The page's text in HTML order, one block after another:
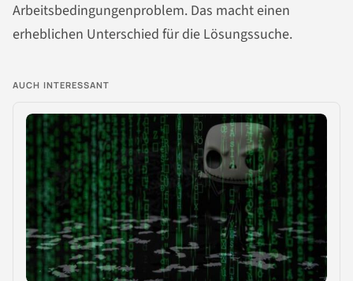
Arbeitsbedingungenproblem. Das macht einen
erheblichen Unterschied für die Lösungssuche.
AUCH INTERESSANT